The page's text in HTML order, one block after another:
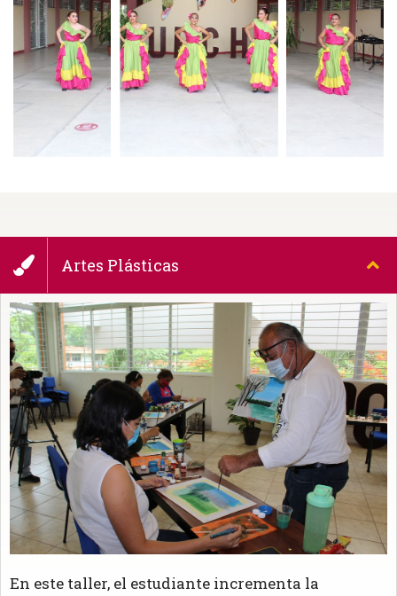
Artes Plásticas
En este taller, el estudiante incrementa la